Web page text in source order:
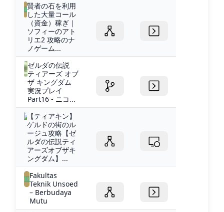
賢者の石を利用
した大量コール
（資金）稼ぎ｜
ソフィーのアト
リエ2 攻略のナ
ノゲーム...
ゼルダの伝説
ティアーズ オブ
ザ キングダム
実況プレイ
Part16 - ニコ...
【ティアキン】
ゲルドの街のル
ージュ攻略【ゼ
ルダの伝説ティ
アーズオブザキ
ングダム】...
Fakultas
Teknik Unsoed
– Berbudaya
Mutu